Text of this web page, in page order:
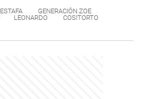
ESTAFA
GENERACIÓN ZOE
LEONARDO
COSITORTO